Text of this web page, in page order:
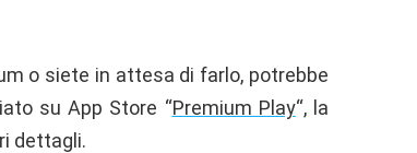
o siete in attesa di farlo, potrebbe
su App Store “Premium Play“, la
dettagli.